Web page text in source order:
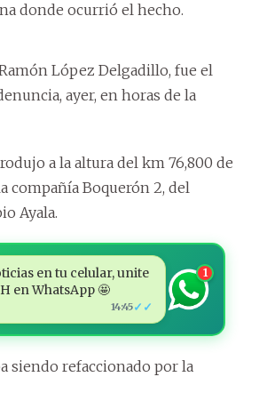
donde ocurrió el hecho.
López Delgadillo, fue el
ayer, en horas de la
a la altura del km 76,800 de
compañía Boquerón 2, del
Ayala.
en tu celular, unite
en WhatsApp 🤩
14:45✓✓
1
siendo refaccionado por la